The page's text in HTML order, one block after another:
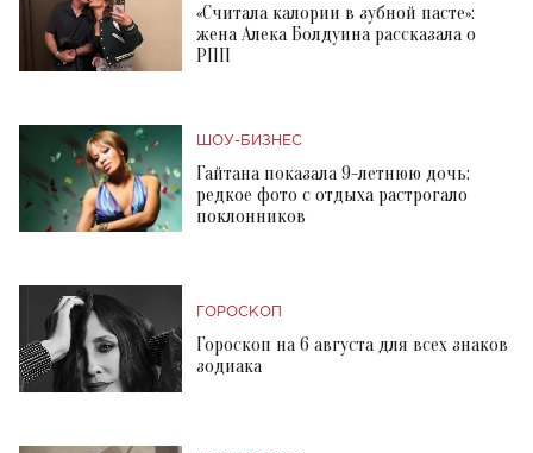
«Считала калории в зубной пасте»:
жена Алека Болдуина рассказала о
РПП
ШОУ-БИЗНЕС
Гайтана показала 9-летнюю дочь:
редкое фото с отдыха растрогало
поклонников
ГОРОСКОП
Гороскоп на 6 августа для всех знаков
зодиака